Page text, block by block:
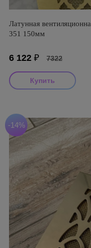
Латунная
351 150мм
6 122 ₽ 7322
-14%